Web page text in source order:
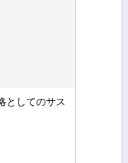
としてのサス